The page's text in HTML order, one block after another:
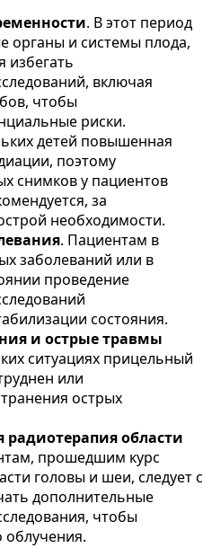
. В этот период
органы и системы плода,
избегать
включая
чтобы
риски.
детей повышенная
поэтому
снимков у пациентов
за
необходимости.
. Пациентам в
заболеваний или в
проведение
состояния.
и острые травмы
ситуациях прицельный
или
острых
радиотерапия области
прошедшим курс
головы и шеи, следует с
дополнительные
чтобы
облучения.